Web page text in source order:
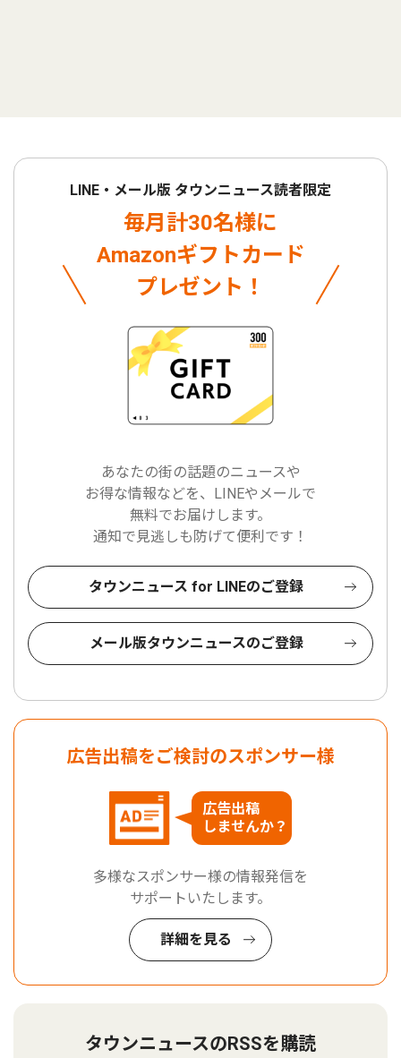
LINE・メール版 タウンニュース読者限定
毎月計30名様に
Amazonギフトカード
プレゼント！
あなたの街の話題のニュースや
お得な情報などを、LINEやメールで
無料でお届けします。
通知で見逃しも防げて便利です！
タウンニュース for LINEのご登録
メール版タウンニュースのご登録
広告出稿をご検討のスポンサー様
広告出稿
しませんか？
多様なスポンサー様の情報発信を
サポートいたします。
詳細を見る
タウンニュースのRSSを購読